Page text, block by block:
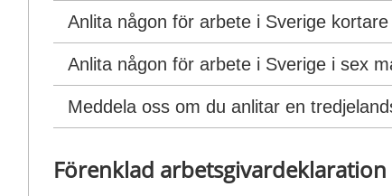
Anlita någon för arbete i Sverige
Anlita någon för arbete i Sverige i sex
Meddela oss om du anlitar en
Förenklad arbetsgivardeklaration